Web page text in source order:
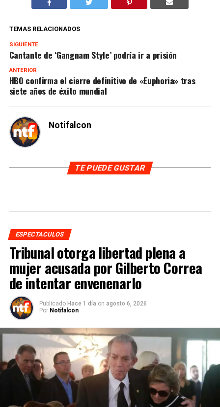
TEMAS RELACIONADOS
SIGUIENTE
Cantante de ‘Gangnam Style’ podría ir a prisión
ANTERIOR
HBO confirma el cierre definitivo de «Euphoria» tras
siete años de éxito mundial
Notifalcon
TE PUEDE GUSTAR
ESPECTACULOS
Tribunal otorga libertad plena a
mujer acusada por Gilberto Correa
de intentar envenenarlo
Publicado Hace 1 día on agosto 6, 2026
Por Notifalcon